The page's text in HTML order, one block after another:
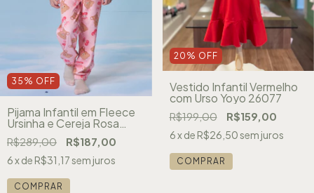
35 % OFF
Pijama Infantil em Fleece
Ursinha e Cereja Rosa
Kukiê 89275
R$289,00 R$187,00
6x de R$31,17sem juros
COMPRAR
20 % OFF
Vestido Infantil Vermelho
com Urso Yoyo 26077
R$199,00 R$159,00
6x de R$26,50sem juros
COMPRAR